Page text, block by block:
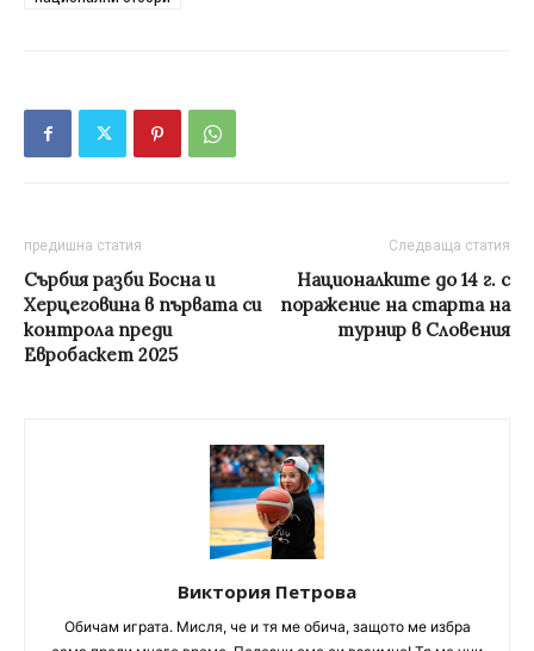
предишна статия
Сърбия разби Босна и
Херцеговина в първата си
контрола преди
Евробаскет 2025
Следваща статия
Националките до 14 г. с
поражение на старта на
турнир в Словения
Виктория Петрова
Обичам играта. Мисля, че и тя ме обича, защото ме избра